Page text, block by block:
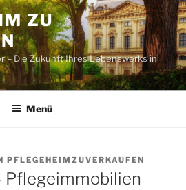
ZU
– Die Zukunft Ihres Lebenswerks in
Menü
PFLEGEHEIMZUVERKAUFEN
Pflegeimmobilien